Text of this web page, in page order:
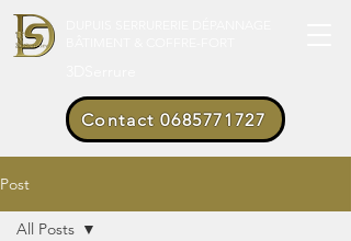
Contact 0685771727
Post
All Posts